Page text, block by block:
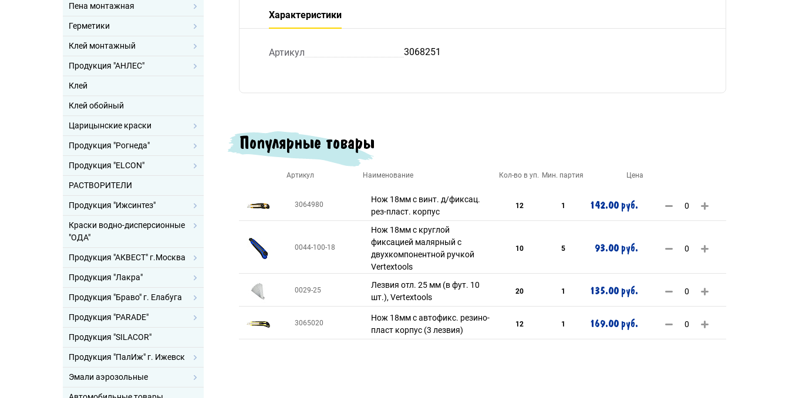
Пена монтажная
Герметики
Клей монтажный
Продукция "АНЛЕС"
Клей
Клей обойный
Царицынские краски
Продукция "Рогнеда"
Продукция "ELCON"
РАСТВОРИТЕЛИ
Продукция "Ижсинтез"
Краски водно-дисперсионные
"ОДА"
Продукция "АКВЕСТ" г.Москва
Продукция "Лакра"
Продукция "Браво" г. Елабуга
Продукция "PARADE"
Продукция "SILACOR"
Продукция "ПалИж" г. Ижевск
Эмали аэрозольные
Характеристики
Артикул 3068251
Популярные товары
Артикул Наименование Кол-во в уп. Мин. партия Цена
3064980
Нож 18мм с винт. д/фиксац.
рез-пласт. корпус
12 1 142.00 руб.
0044-100-18
Нож 18мм с круглой
фиксацией малярный c
двухкомпонентной ручкой
Vertextools
10 5 93.00 руб.
0029-25
Лезвия отл. 25 мм (в фут. 10
шт.), Vertextools
20 1 135.00 руб.
3065020
Нож 18мм с автофикс. резино-
пласт корпус (3 лезвия)
12 1 169.00 руб.